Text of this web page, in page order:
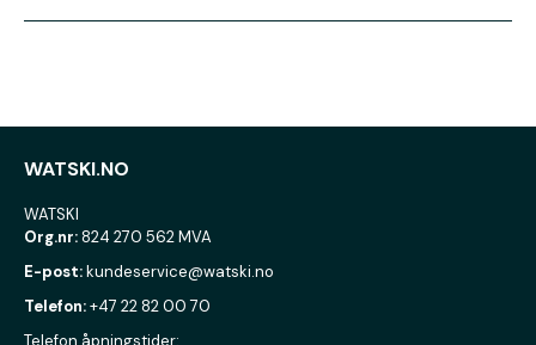
WATSKI.NO
WATSKI
Org.nr:824 270 562 MVA
E-post:kundeservice@watski.no
Telefon:+47 22 82 00 70